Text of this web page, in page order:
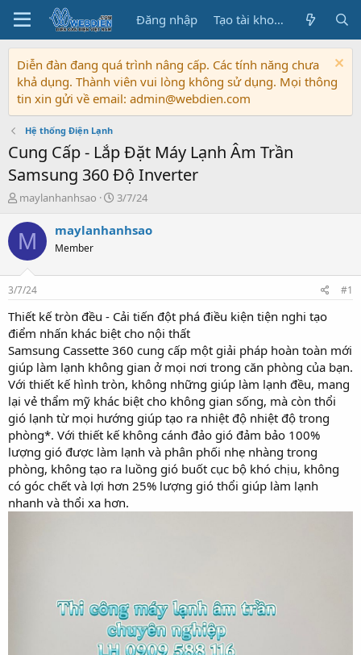
Đăng nhập Tạo tài khoản
Diễn đàn đang quá trình nâng cấp. Các tính năng chưa
khả dụng. Thành viên vui lòng không sử dụng. Mọi thông
tin xin gửi về email: admin@webdien.com
Hệ thống Điện Lạnh
Cung Cấp - Lắp Đặt Máy Lạnh Âm Trần
Samsung 360 Độ Inverter
T
r
e
a
s
t
a
r
t
e
r
maylanhanhsao
N
à
ầ
u
3/7/24
M maylanhanhsao
Member
3/7/24 #1
Thiết kế tròn đều - Cải tiến đột phá điều kiện tiện nghi tạo
điểm nhấn khác biệt cho nội thất
Samsung Cassette 360 cung cấp một giải pháp hoàn toàn mới
giúp làm lạnh không gian ở mọi nơi trong căn phòng của bạn.
Với thiết kế hình tròn, không những giúp làm lạnh đều, mang
lại vẻ thẩm mỹ khác biệt cho không gian sống, mà còn thổi
gió lạnh từ mọi hướng giúp tạo ra nhiệt độ nhiệt độ trong
phòng*. Với thiết kế không cánh đảo gió đảm bảo 100%
lượng gió được làm lạnh và phân phối nhẹ nhàng trong
phòng, không tạo ra luồng gió buốt cục bộ khó chịu, không
có góc chết và lợi hơn 25% lượng gió thổi giúp làm lạnh
nhanh và thổi xa hơn.